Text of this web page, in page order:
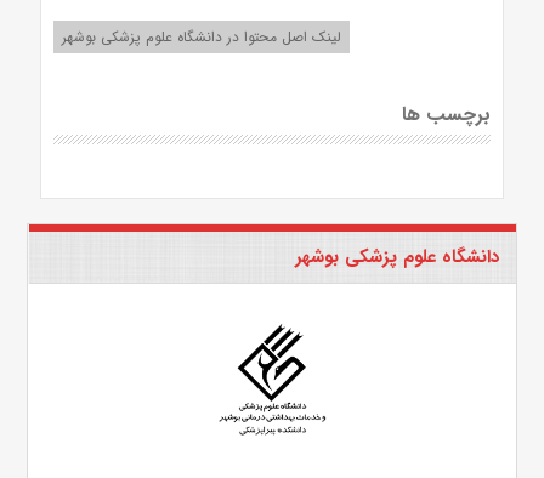
لینک اصل محتوا در دانشگاه علوم پزشکی بوشهر
برچسب ها
دانشگاه علوم پزشکی بوشهر